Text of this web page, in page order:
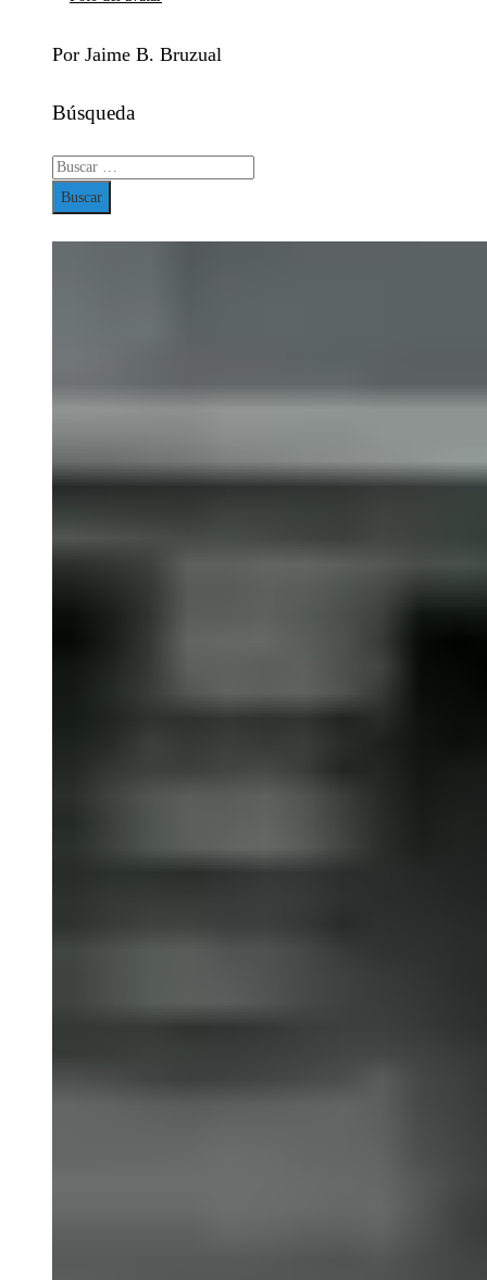
Por Jaime B. Bruzual
Búsqueda
Buscar: